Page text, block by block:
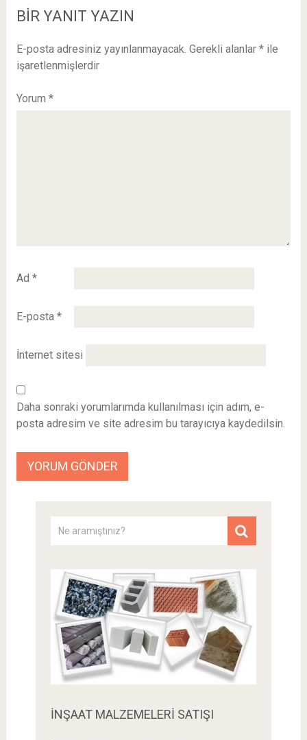
BIR YANIT YAZIN
E-posta adresiniz yayınlanmayacak. Gerekli alanlar *ile
işaretlenmişlerdir
Yorum *
Ad *
E-posta *
İnternet sitesi
Daha sonraki yorumlarımda kullanılması için adım, e-
posta adresim ve site adresim bu tarayıcıya kaydedilsin.
İNŞAAT MALZEMELERI SATIŞI